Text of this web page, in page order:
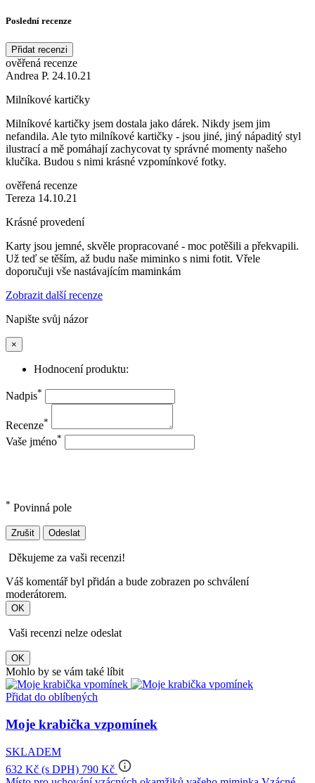
Poslední recenze
Přidat recenzi
ověřená recenze
Andrea P. 24.10.21
Milníkové kartičky
Milníkové kartičky jsem dostala jako dárek. Nikdy jsem jim
nefandila. Ale tyto milníkové kartičky - jsou jiné, jiný nápaditý styl
ilustrací a mě pomáhají zachycovat ty správné momenty našeho
klučíka. Budou s nimi krásné vzpomínkové fotky.
ověřená recenze
Tereza 14.10.21
Krásné provedení
Karty jsou jemné, skvěle propracované - moc potěšili a překvapili.
Už teď se těším, až budu naše miminko s nimi fotit. Vřele
doporučuji vše nastávajícím maminkám
Zobrazit další recenze
Napište svůj názor
×
Hodnocení produktu:
Nadpis*
Recenze*
Vaše jméno*
* Povinná pole
Zrušit Odeslat
Děkujeme za vaši recenzi!
Váš komentář byl přidán a bude zobrazen po schválení
moderátorem.
OK
Vaši recenzi nelze odeslat
OK
Mohlo by se vám také líbit
Přidat do oblíbených
Moje krabička vzpomínek
SKLADEM
632 Kč (s DPH) 790 Kč info_outline